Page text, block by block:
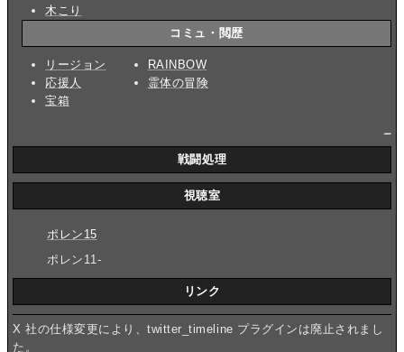
木こり
コミュ・閲歴
リージョン
応援人
宝箱
RAINBOW
霊体の冒険
戦闘処理
視聴室
ポレン15
ポレン11-
リンク
X 社の仕様変更により、twitter_timeline プラグインは廃止されまし
た。